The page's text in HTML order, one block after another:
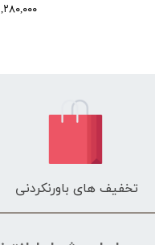
۱,۲۸۰,۰۰۰
تخفیف های باورنکردنی